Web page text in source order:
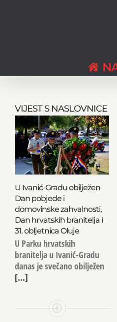
VIJEST S NASLOVNICE
U Ivanić-Gradu obilježen
Dan pobjede i
domovinske zahvalnosti,
Dan hrvatskih branitelja i
31. obljetnica Oluje
U Parku hrvatskih
branitelja u Ivanić-Gradu
danas je svečano obilježen
[...]